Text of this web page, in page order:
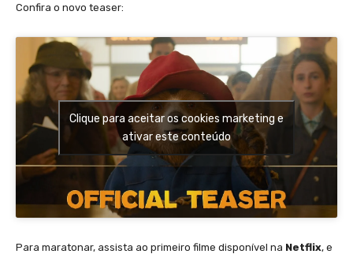
Confira o novo teaser:
Clique para aceitar os cookies marketing e
ativar este conteúdo
Para maratonar, assista ao primeiro filme disponível na Netflix, e